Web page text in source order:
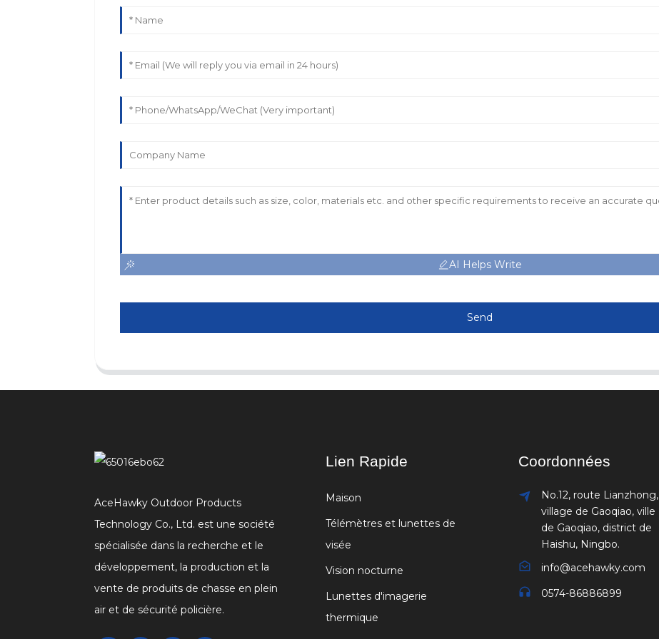
AI Helps Write
Send
AceHawky Outdoor Products
Technology Co., Ltd. est une société
spécialisée dans la recherche et le
développement, la production et la
vente de produits de chasse en plein
air et de sécurité policière.
Lien Rapide
Maison
Télémètres et lunettes de
visée
Vision nocturne
Lunettes d'imagerie
thermique
Coordonnées
No.12, route Lianzhong,
village de Gaoqiao, ville
de Gaoqiao, district de
Haishu, Ningbo.
info@acehawky.com
0574-86886899